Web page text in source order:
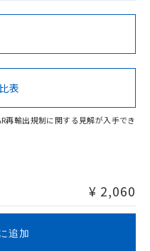
Cd Cr(VI)
性があります。
表
再輸出規制に関する見解が入手でき
¥ 2,060
追加